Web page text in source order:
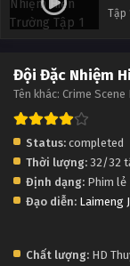
Tập
Đội Đặc Nhiệm
Tên khác: Crime
Status: completed
Thời lượng: 32/32
Định dạng: Phim lẻ
Đạo diễn: Laimeng
Chất lượng: HD